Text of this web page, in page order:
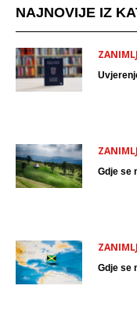
NAJNOVIJE IZ
Gdje se
Gdje se